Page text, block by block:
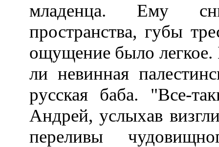
младенца. Ему
пространства, губы
ощущение было легкое.
ли невинная
русская баба. "Все-
Андрей, услыхав
переливы